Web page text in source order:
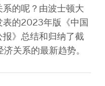
的呢？由波士顿大
表的2023年版《中国
报》总结和归纳了截
关系的最新趋势。